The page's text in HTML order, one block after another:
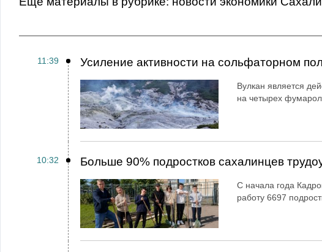
11:39 Усиление активности на сольфаторном
Вулкан является
на четырех
10:32 Больше 90% подростков сахалинцев
С начала года
работу 6697